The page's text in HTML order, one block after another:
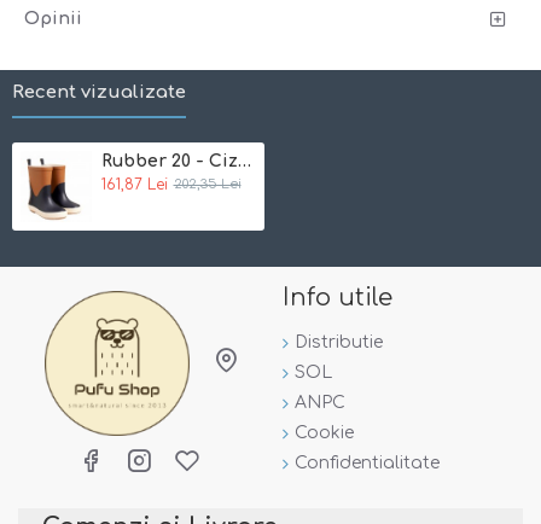
100%
rezistente la apa!
- interior cu tesatura moale de bumbac pentru o fixare
confortabila
- talpa ingustata la spate previne alunecarea cizmei din
picior
- benzile reflectorizante asigura o buna vizibilitate in
Opinii
Recent vizualizate
Rubber 20 - Cizme de ploaie din cauciuc natural - Celavi
161,87 Lei 202,35 Lei
Info utile
Distributie
SOL
ANPC
Cookie
Confidentialitate